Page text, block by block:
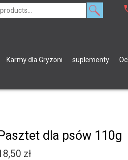
Karmy dla Gryzoni suplementy
Pasztet dla psów 110g
zł